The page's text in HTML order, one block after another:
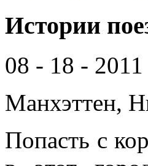
Истории
08 - 18 - 2011
Манхэттен,
Попасть с